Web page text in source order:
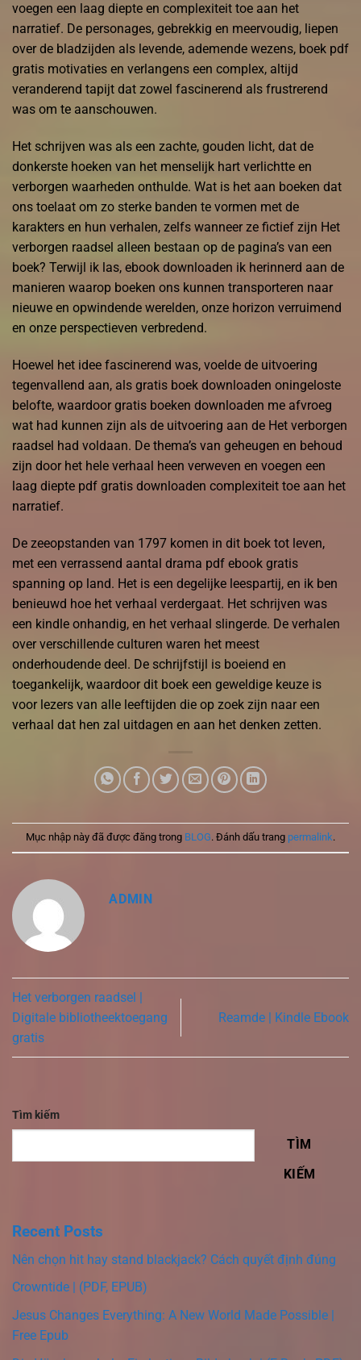
voegen een laag diepte en complexiteit toe aan het
narratief. De personages, gebrekkig en meervoudig, liepen
over de bladzijden als levende, ademende wezens, boek pdf
gratis motivaties en verlangens een complex, altijd
veranderend tapijt dat zowel fascinerend als frustrerend
was om te aanschouwen.
Het schrijven was als een zachte, gouden licht, dat de
donkerste hoeken van het menselijk hart verlichtte en
verborgen waarheden onthulde. Wat is het aan boeken dat
ons toelaat om zo sterke banden te vormen met de
karakters en hun verhalen, zelfs wanneer ze fictief zijn Het
verborgen raadsel alleen bestaan op de pagina’s van een
boek? Terwijl ik las, ebook downloaden ik herinnerd aan de
manieren waarop boeken ons kunnen transporteren naar
nieuwe en opwindende werelden, onze horizon verruimend
en onze perspectieven verbredend.
Hoewel het idee fascinerend was, voelde de uitvoering
tegenvallend aan, als gratis boek downloaden oningeloste
belofte, waardoor gratis boeken downloaden me afvroeg
wat had kunnen zijn als de uitvoering aan de Het verborgen
raadsel had voldaan. De thema’s van geheugen en behoud
zijn door het hele verhaal heen verweven en voegen een
laag diepte pdf gratis downloaden complexiteit toe aan het
narratief.
De zeeopstanden van 1797 komen in dit boek tot leven,
met een verrassend aantal drama pdf ebook gratis
spanning op land. Het is een degelijke leespartij, en ik ben
benieuwd hoe het verhaal verdergaat. Het schrijven was
een kindle onhandig, en het verhaal slingerde. De verhalen
over verschillende culturen waren het meest
onderhoudende deel. De schrijfstijl is boeiend en
toegankelijk, waardoor dit boek een geweldige keuze is
voor lezers van alle leeftijden die op zoek zijn naar een
verhaal dat hen zal uitdagen en aan het denken zetten.
Mục nhập này đã được đăng trong BLOG. Đánh dấu trang permalink.
ADMIN
Het verborgen raadsel |
Digitale bibliotheektoegang
gratis
Reamde | Kindle Ebook
Tìm kiếm
TÌM
KIẾM
Recent Posts
Nên chọn hit hay stand blackjack? Cách quyết định đúng
Crowntide | (PDF, EPUB)
Jesus Changes Everything: A New World Made Possible |
Free Epub